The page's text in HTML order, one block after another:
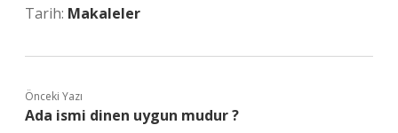
Tarih: Makaleler
Önceki Yazı
Ada ismi dinen uygun mudur ?